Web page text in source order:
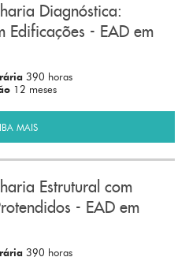
Diagnóstica:
Edificações - EAD em
390 horas
12 meses
MAIS
Estrutural com
- EAD em
390 horas